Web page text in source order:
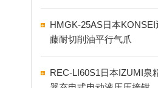
自动喷嘴
HMGK-25AS日本KONSEI
藤耐切削油平行气爪
REC-LI60S1日本IZUMI泉